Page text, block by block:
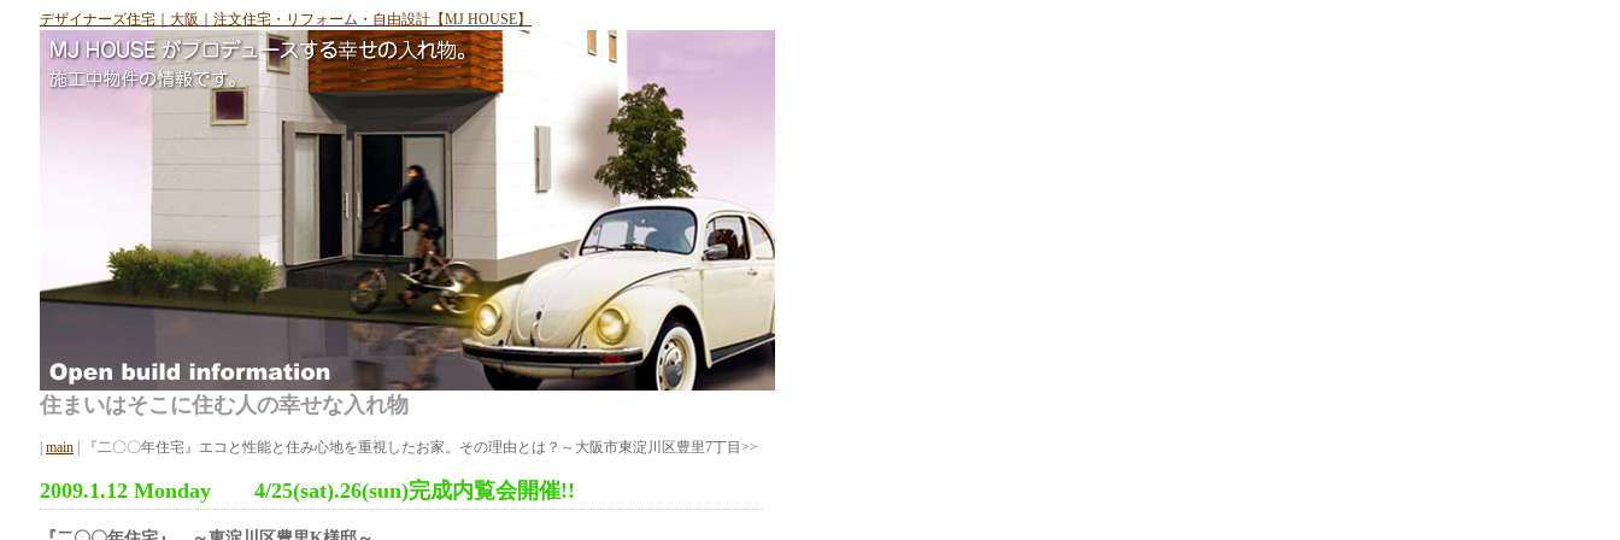
デザイナーズ住宅｜大阪｜注文住宅・リフォーム・自由設計【MJ HOUSE】
住まいはそこに住む人の幸せな入れ物
main | 『二〇〇年住宅』エコと性能と住み心地を重視したお家。その理由とは？～大阪市東淀川区豊里7丁目>>
2009.1.12 Monday 4/25(sat).26(sun)完成内覧会開催!!